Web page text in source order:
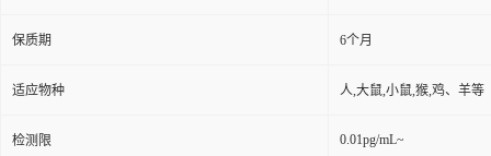
保质期 6个月
适应物种 人,大鼠,小鼠,猴,鸡、羊等
检测限 0.01pg/mL~